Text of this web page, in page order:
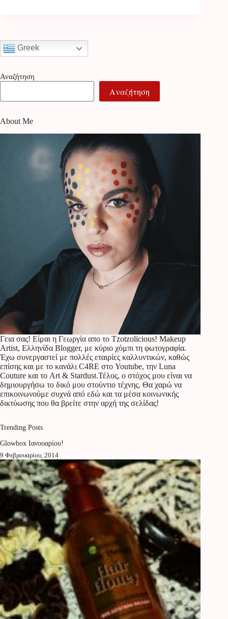
Greek
Αναζήτηση
Αναζήτηση
About Me
Γεια σας! Είμαι η Γεωργία απο το Tzotzolicious! Makeup
Artist, Ελληνίδα Blogger, με κύριο χόμπι τη φωτογραφία.
Έχω συνεργαστεί με πολλές εταιρίες καλλυντικών, καθώς
επίσης και με το κανάλι C4RE στο Youtube, την Luna
Couture και το Art & Stardust.Τέλος, ο στόχος μου είναι να
δημιουργήσω το δικό μου στούντιο τέχνης. Θα χαρώ να
επικοινωνούμε συχνά από εδώ και τα μέσα κοινωνικής
δικτύωσης που θα βρείτε στην αρχή της σελίδας!
Trending Posts
Glowbox Ιανουαρίου!
9 Φεβρουαρίου, 2014